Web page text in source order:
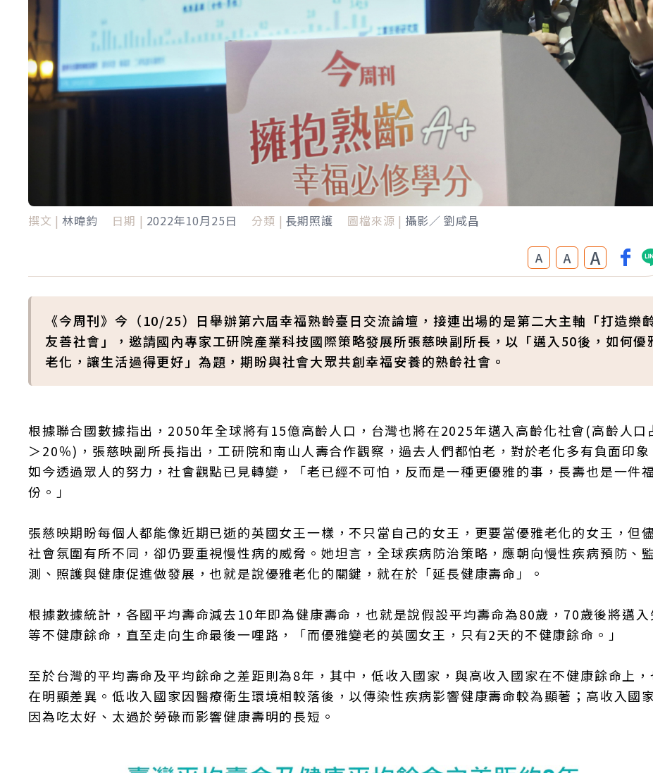
撰文 | 林暐鈞 日期 | 2022年10月25日 分類 | 長期照護 圖檔來源 | 攝影／ 劉咸昌
A A A
《今周刊》今（10/25）日舉辦第六屆幸福熟齡臺日交流論壇，接連出場的是第二大主軸「打造樂
友善社會」，邀請國內專家工研院產業科技國際策略發展所張慈映副所長，以「邁入50後，如何優
老化，讓生活過得更好」為題，期盼與社會大眾共創幸福安養的熟齡社會。
根據聯合國數據指出，2050年全球將有15億高齡人口，台灣也將在2025年邁入高齡化社會(高齡人口
＞20％)，張慈映副所長指出，工研院和南山人壽合作觀察，過去人們都怕老，對於老化多有負面印象
如今透過眾人的努力，社會觀點已見轉變，「老已經不可怕，反而是一種更優雅的事，長壽也是一件福
份。」
張慈映期盼每個人都能像近期已逝的英國女王一樣，不只當自己的女王，更要當優雅老化的女王，但
社會氛圍有所不同，卻仍要重視慢性病的威脅。她坦言，全球疾病防治策略，應朝向慢性疾病預防、監
測、照護與健康促進做發展，也就是說優雅老化的關鍵，就在於「延長健康壽命」。
根據數據統計，各國平均壽命減去10年即為健康壽命，也就是說假設平均壽命為80歲，70歲後將邁入
等不健康餘命，直至走向生命最後一哩路，「而優雅變老的英國女王，只有2天的不健康餘命。」
至於台灣的平均壽命及平均餘命之差距則為8年，其中，低收入國家，與高收入國家在不健康餘命上，
在明顯差異。低收入國家因醫療衛生環境相較落後，以傳染性疾病影響健康壽命較為顯著；高收入國
因為吃太好、太過於勞碌而影響健康壽明的長短。